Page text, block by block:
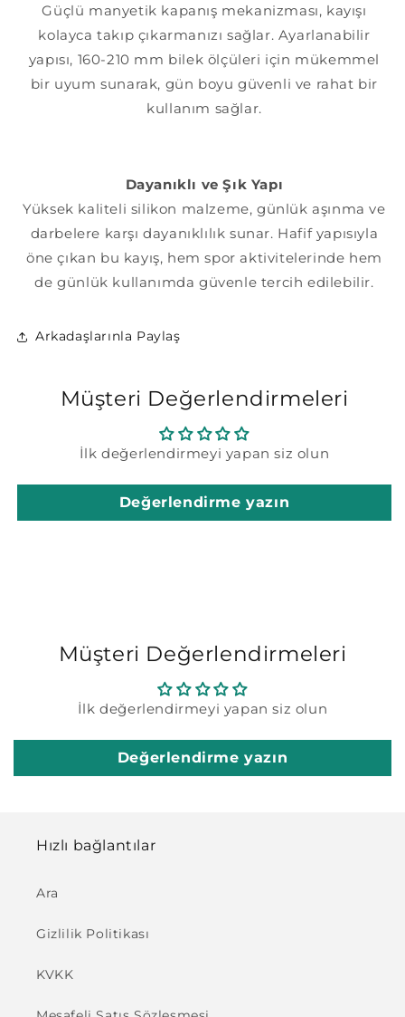
Güçlü manyetik kapanış mekanizması, kayışı
kolayca takıp çıkarmanızı sağlar. Ayarlanabilir
yapısı, 160-210 mm bilek ölçüleri için mükemmel
bir uyum sunarak, gün boyu güvenli ve rahat bir
kullanım sağlar.
Dayanıklı ve Şık Yapı
Yüksek kaliteli silikon malzeme, günlük aşınma ve
darbelere karşı dayanıklılık sunar. Hafif yapısıyla
öne çıkan bu kayış, hem spor aktivitelerinde hem
de günlük kullanımda güvenle tercih edilebilir.
Arkadaşlarınla Paylaş
Müşteri Değerlendirmeleri
İlk değerlendirmeyi yapan siz olun
Değerlendirme yazın
Müşteri Değerlendirmeleri
İlk değerlendirmeyi yapan siz olun
Değerlendirme yazın
Hızlı bağlantılar
Ara
Gizlilik Politikası
KVKK